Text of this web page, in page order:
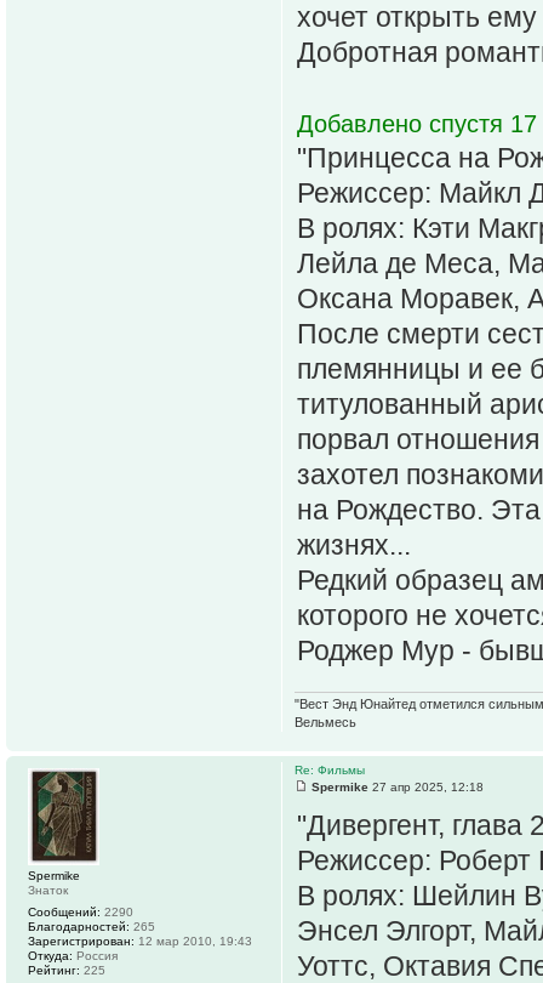
хочет открыть
Добротная
Добавлено спустя
"Принцесса на
Режиссер: Майкл
В ролях: Кэти
Лейла де Меса,
Оксана Моравек,
После смерти
племянницы и ее
титулованный
порвал
захотел
на Рождество.
жизнях...
Редкий образец
которого не
Роджер Мур -
"Вест Энд Юнайтед отметился сильным
Вельмесь
Re: Фильмы
Spermike 27 апр 2025, 12:18
"Дивергент,
Режиссер: Роберт
В ролях: Шейлин
Энсел Элгорт,
Уоттс, Октавия
Spermike
Знаток
Сообщений: 2290
Благодарностей: 265
Зарегистрирован: 12 мар 2010, 19:43
Откуда: Россия
Рейтинг: 225